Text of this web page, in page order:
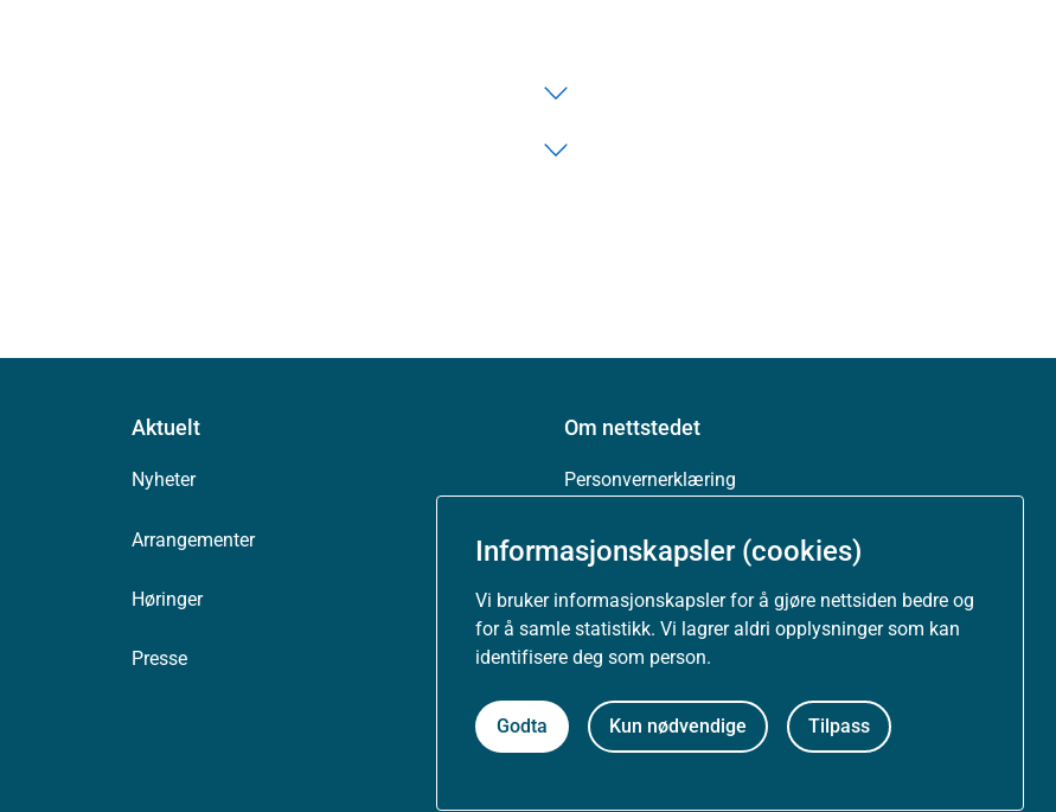
Informasjonskapsler (cookies)
Vi bruker informasjonskapsler for å gjøre nettsiden bedre og
for å samle statistikk. Vi lagrer aldri opplysninger som kan
identifisere deg som person.
Godta Kun nødvendige Tilpass
Aktuelt
Nyheter
Arrangementer
Høringer
Presse
Om nettstedet
Personvernerklæring
Tilgjengelighetserklæring (uustatus.no)
Besøksstatistikk og informasjonskapsler
Nyhetsvarsel og abonnement
Åpne data (API)